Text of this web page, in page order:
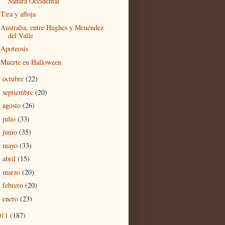
Tira y afloja
Australia, entre Hughes y Menéndez
del Valle
Apoteosis
Muerte en Halloween
octubre (22)
septiembre (20)
agosto (26)
julio (33)
junio (35)
mayo (33)
abril (15)
marzo (20)
febrero (20)
enero (23)
(187)